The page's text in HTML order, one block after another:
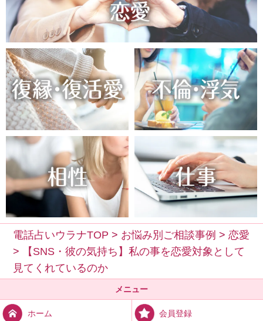
電話占いウラナTOP > お悩み別ご相談事例 >恋愛
>
【SNS・彼の気持ち】私の事を恋愛対象として
見てくれているのか
メニュー
ホーム 会員登録